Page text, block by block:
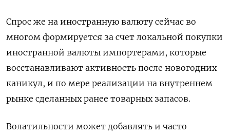
Спрос же на иностранную валюту сейчас во
многом формируется за счет локальной покупки
иностранной валюты импортерами, которые
восстанавливают активность после новогодних
каникул, и по мере реализации на внутреннем
рынке сделанных ранее товарных запасов.
Волатильности может добавлять и часто